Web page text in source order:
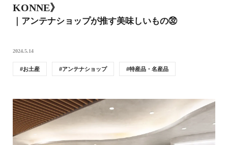
KONNE》
｜アンテナショップが推す美味しいもの㉜
2024.5.14
お土産 アンテナショップ 特産品・名産品